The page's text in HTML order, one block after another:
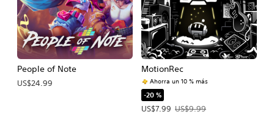
People of Note
US$24.99
MotionRec
Ahorra un 10 % más
-20 %
US$7.99
Precio de la oferta: US$7.99. Precio
US$9.99